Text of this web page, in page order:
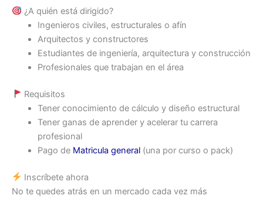
¿A quién está dirigido?
Ingenieros civiles, estructurales o afín
Arquitectos y constructores
Estudiantes de ingeniería, arquitectura y construcción
Profesionales que trabajan en el área
Requisitos
Tener conocimiento de cálculo y diseño estructural
Tener ganas de aprender y acelerar tu carrera
profesional
Pago de Matricula general(una por curso o pack)
Inscríbete ahora
No te quedes atrás en un mercado cada vez más